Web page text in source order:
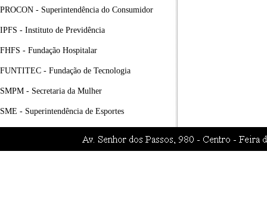
PROCON - Superintendência do Consumidor
IPFS - Instituto de Previdência
FHFS - Fundação Hospitalar
FUNTITEC - Fundação de Tecnologia
SMPM - Secretaria da Mulher
SME - Superintendência de Esportes